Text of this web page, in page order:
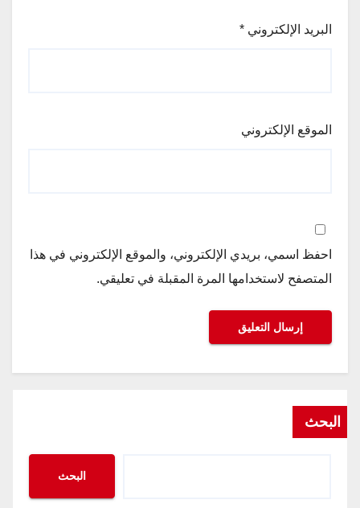
البريد الإلكتروني *
الموقع الإلكتروني
احفظ اسمي، بريدي الإلكتروني، والموقع الإلكتروني في هذا
المتصفح لاستخدامها المرة المقبلة في تعليقي.
البحث
البحث